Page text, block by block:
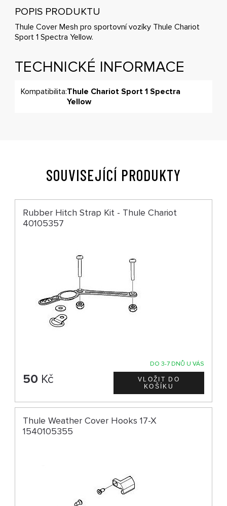
POPIS PRODUKTU
Thule Cover Mesh pro sportovní vozíky Thule Chariot
Sport 1 Spectra Yellow.
TECHNICKÉ INFORMACE
Kompatibilita:Thule Chariot Sport 1 Spectra
Yellow
SOUVISEJÍCÍ PRODUKTY
Rubber Hitch Strap Kit - Thule Chariot
40105357
DO 3-7 DNŮ U VÁS
50 Kč
Thule Weather Cover Hooks 17-X
1540105355